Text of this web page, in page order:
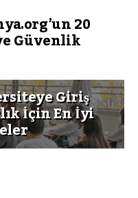
20
Güvenlik
Giriş
İçin En İyi